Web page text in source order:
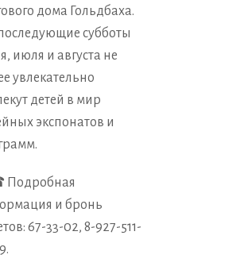
дома Гольдбаха.
субботы
июля и августа не
увлекательно
детей в мир
экспонатов и
Подробная
и бронь
67-33-02, 8-927-511-